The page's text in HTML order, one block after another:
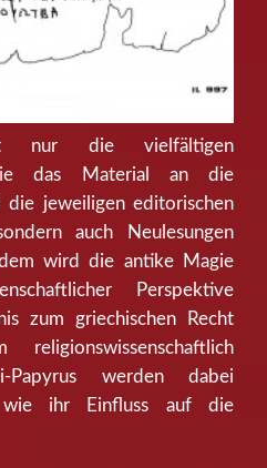
nur die vielfältigen
die das Material an die
die jeweiligen editorischen
auch Neulesungen
wird die antike Magie
Perspektive
zum griechischen Recht
Papyrus werden dabei
wie ihr Einfluss auf die